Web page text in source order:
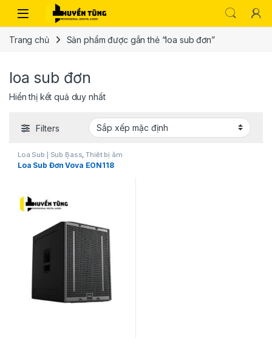
Trang chủ Sản phẩm được gắn thẻ “loa sub đơn”
loa sub đơn
Hiển thị kết quả duy nhất
Filters
Loa Sub | Sub Bass ,Thiết bị âm
thanh karaoke | KTV
Loa Sub Đơn Vova EON118